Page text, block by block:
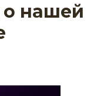
нашей